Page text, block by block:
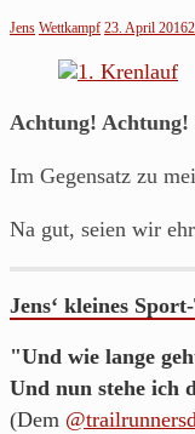
Jens Wettkampf 23. April 2016
Achtung! Achtung!
Im Gegensatz zu
Na gut, seien wir
Jens‘ kleines
"Und wie lange
Und nun stehe ich
(Dem